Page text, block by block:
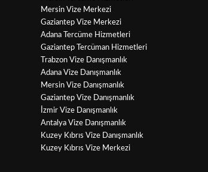
Mersin Vize Merkezi
Gaziantep Vize Merkezi
Adana Tercüme Hizmetleri
Gaziantep Tercüman Hizmetleri
Trabzon Vize Danışmanlık
Adana Vize Danışmanlık
Mersin Vize Danışmanlık
Gaziantep Vize Danışmanlık
İzmir Vize Danışmanlık
Antalya Vize Danışmanlık
Kuzey Kıbrıs Vize Danışmanlık
Kuzey Kıbrıs Vize Merkezi